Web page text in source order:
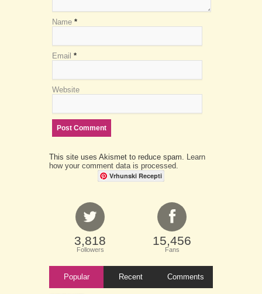
Name *
Email *
Website
This site uses Akismet to reduce spam. Learn
how your comment data is processed.
Vrhunski Recepti
3,818
Followers
15,456
Fans
Popular Recent Comments